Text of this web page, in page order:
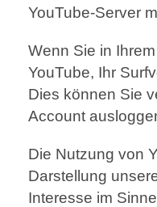
YouTube-Server
Wenn Sie in
YouTube, Ihr
Dies können Sie
Account
Die Nutzung von
Darstellung
Interesse im